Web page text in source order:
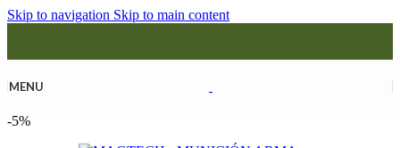
Skip to navigation Skip to main content
MENU
-5%